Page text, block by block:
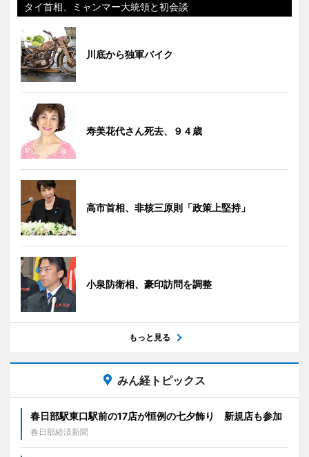
タイ首相、ミャンマー大統領と初会談
川底から独軍バイク
寿美花代さん死去、９４歳
高市首相、非核三原則「政策上堅持」
小泉防衛相、豪印訪問を調整
もっと見る
みん経トピックス
春日部駅東口駅前の17店が恒例の七夕飾り 新規店も参加
春日部経済新聞